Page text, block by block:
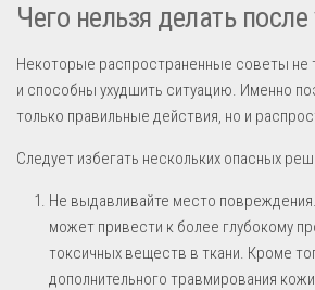
Чего нельзя делать
Некоторые распространенные советы не
и способны ухудшить ситуацию. Именно
только правильные действия, но и
Следует избегать нескольких опасных
Не выдавливайте место
может привести к более глубокому
токсичных веществ в ткани. Кроме
дополнительного травмирования